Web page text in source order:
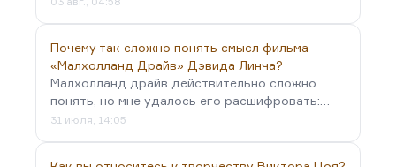
Почему так сложно понять смысл фильма
«Малхолланд Драйв» Дэвида Линча?
Малхолланд драйв действительно сложно
понять, но мне удалось его расшифровать:…
31 июля, 14:05